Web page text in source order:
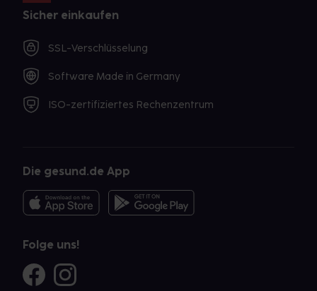
Sicher einkaufen
SSL-Verschlüsselung
Software Made in Germany
ISO-zertifiziertes Rechenzentrum
Die gesund.de App
Folge uns!